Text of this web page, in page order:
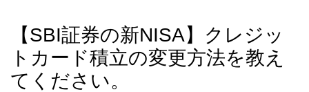
【SBI証券の新NISA】クレジッ
トカード積立の変更方法を教え
てください。